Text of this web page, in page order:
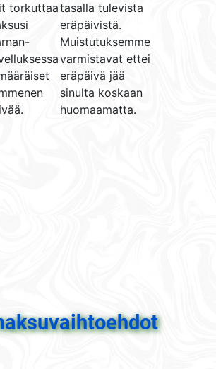
torkuttaatasalla tulevista
eräpäivistä.
Muistutuksemme
varmistavat ettei
eräpäivä jää
sinulta koskaan
huomaamatta.